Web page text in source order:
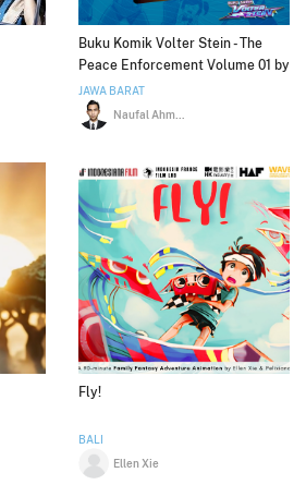
Buku Komik Volter Stein - The
Peace Enforcement Volume 01 by
Anindosta
JAWA BARAT
Fly!
BALI
Ellen Xie